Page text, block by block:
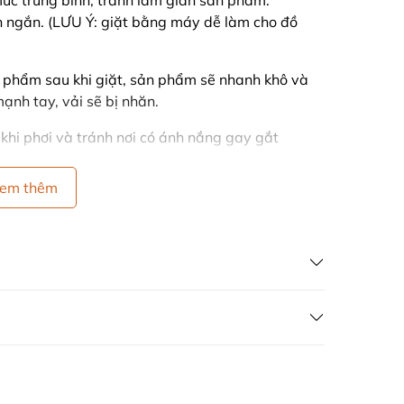
(LƯU Ý: giặt bằng máy dễ làm cho đồ
sau khi giặt, sản phẩm sẽ nhanh khô và
tay, vải sẽ bị nhăn.
phơi và tránh nơi có ánh nắng gay gắt
chất liệu vải khi giặt.
thêm